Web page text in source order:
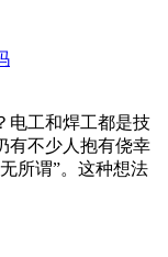
电工和焊工都是技
有不少人抱有侥幸
所谓”。这种想法